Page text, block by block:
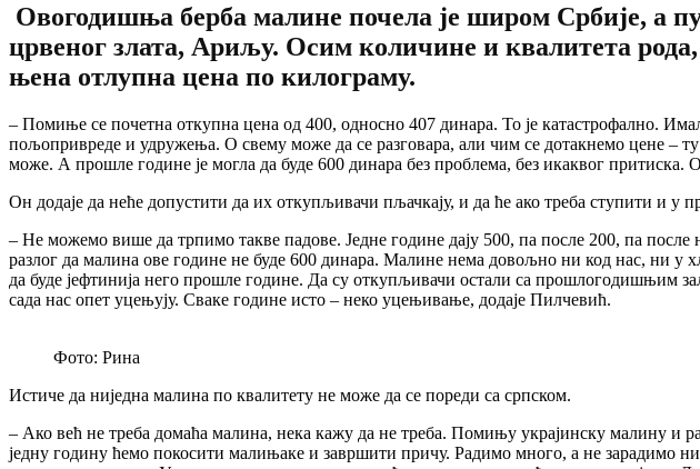
Овогодишња берба малине почела је широм Србије, а
црвеног злата, Ариљу. Осим количине и квалитета
њена отлупна цена по килограму.
– Помиње се почетна откупна цена од 400, односно 407 динара. То је катастрофално.
пољопривреде и удружења. О свему може да се разговара, али чим се дотакнемо цене –
може. А прошле године је могла да буде 600 динара без проблема, без икаквог
Он додаје да неће допустити да их откупљивачи пљачкају, и да ће ако треба ступити и у
– Не можемо више да трпимо такве падове. Једне године дају 500, па после 200, па
разлог да малина ове године не буде 600 динара. Малине нема довољно ни код нас, ни у
да буде јефтинија него прошле године. Да су откупљивачи остали са прошлогодишњим
сада нас опет уцењују. Сваке године исто – неко уцењивање, додаје Пилчевић.
Фото: Рина
Истиче да ниједна малина по квалитету не може да се пореди са српском.
– Ако већ не треба домаћа малина, нека кажу да не треба. Помињу украјинску малину и
једну годину ћемо покосити малињаке и завршити причу. Радимо много, а не зарадимо